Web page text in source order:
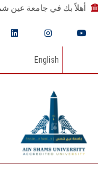
أهلاً بك في جامعة عين
English